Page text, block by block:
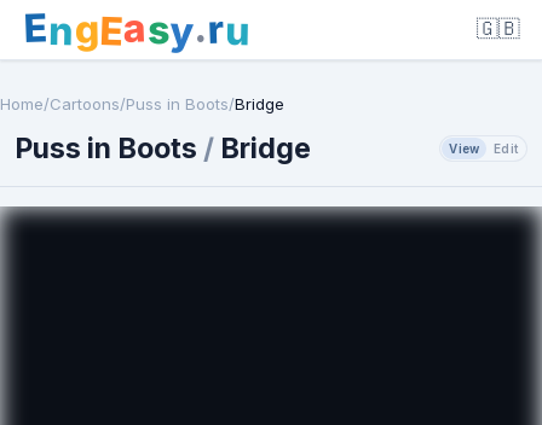
EngEasy.ru 🇬🇧
Home/Cartoons/Puss in Boots/Bridge
Puss in Boots / Bridge View Edit